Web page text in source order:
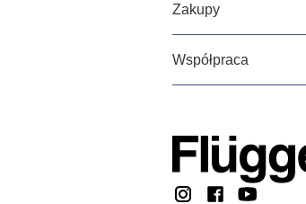
Zakupy
Współpraca